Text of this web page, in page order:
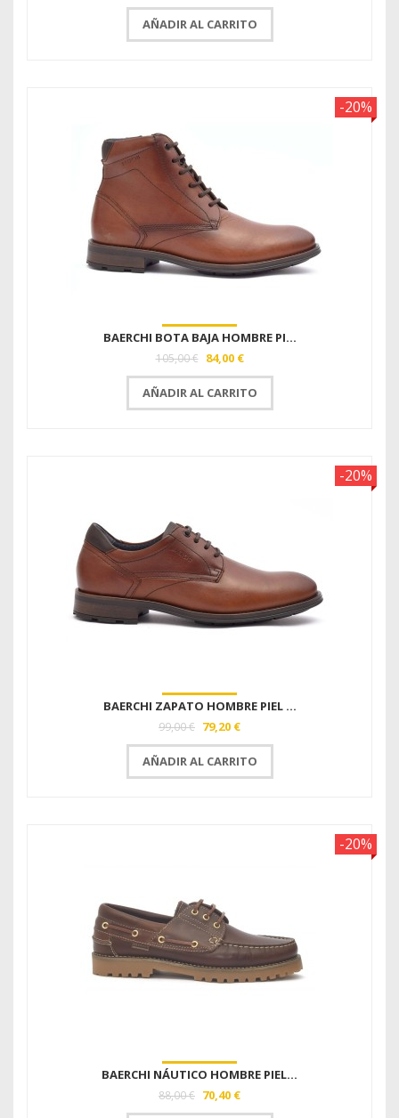
AÑADIR AL CARRITO
-20%
BAERCHI BOTA BAJA HOMBRE PI...
105,00 € 84,00 €
AÑADIR AL CARRITO
-20%
BAERCHI ZAPATO HOMBRE PIEL ...
99,00 € 79,20 €
AÑADIR AL CARRITO
-20%
BAERCHI NÁUTICO HOMBRE PIEL...
88,00 € 70,40 €